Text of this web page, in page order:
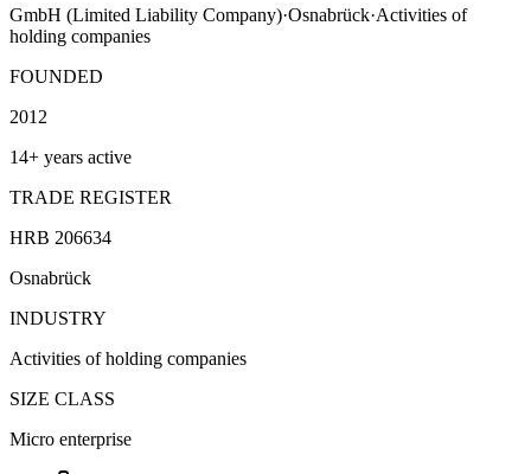
GmbH (Limited Liability Company)·Osnabrück·Activities of
holding companies
FOUNDED
2012
14+ years active
TRADE REGISTER
HRB 206634
Osnabrück
INDUSTRY
Activities of holding companies
SIZE CLASS
Micro enterprise